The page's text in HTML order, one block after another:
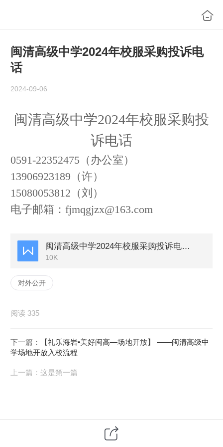
闽清高级中学2024年校服采购投诉电
话
2024-09-06
闽清高级中学2024年校服采购投
诉电话
0591-22352475（办公室）
13906923189（许）
15080053812（刘）
电子邮箱：fjmqgjzx@163.com
闽清高级中学2024年校服采购投诉电话.docx
10K
对外公开
阅读 335
下一篇：
【礼乐海岩•美好闽高—场地开放】 ——闽清高级中
学场地开放入校流程
上一篇： 这是第一篇